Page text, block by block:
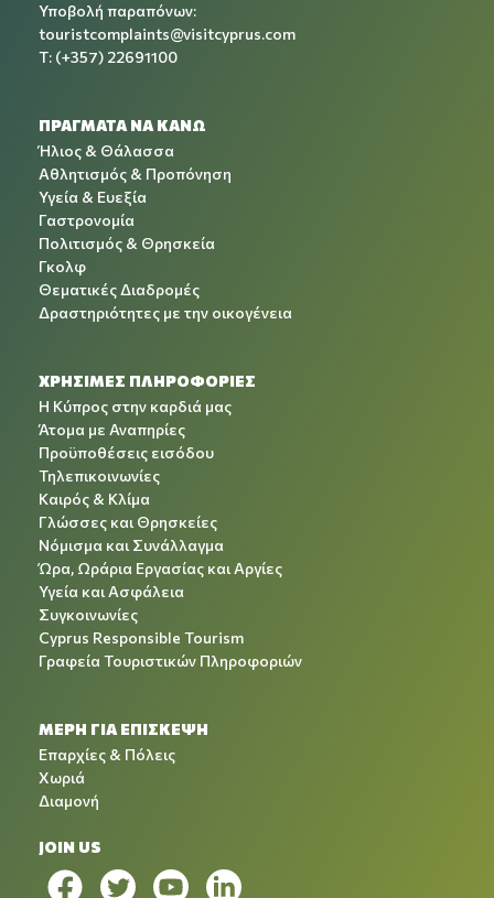
Υποβολή παραπόνων:
touristcomplaints@visitcyprus.com
T: (+357) 22691100
ΠΡΑΓΜΑΤΑ ΝΑ ΚΑΝΩ
Ήλιος & Θάλασσα
Αθλητισμός & Προπόνηση
Υγεία & Ευεξία
Γαστρονομία
Πολιτισμός & Θρησκεία
Γκολφ
Θεματικές Διαδρομές
Δραστηριότητες με την οικογένεια
ΧΡΉΣΙΜΕΣ ΠΛΗΡΟΦΟΡΊΕΣ
Η Κύπρος στην καρδιά μας
Άτομα με Αναπηρίες
Προϋποθέσεις εισόδου
Τηλεπικοινωνίες
Καιρός & Κλίμα
Γλώσσες και Θρησκείες
Νόμισμα και Συνάλλαγμα
Ώρα, Ωράρια Εργασίας και Αργίες
Υγεία και Ασφάλεια
Συγκοινωνίες
Cyprus Responsible Tourism
Γραφεία Τουριστικών Πληροφοριών
ΜΕΡΗ ΓΙΑ ΕΠΙΣΚΕΨΗ
Επαρχίες & Πόλεις
Χωριά
Διαμονή
JOIN US